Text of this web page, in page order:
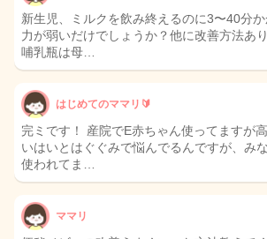
新生児、ミルクを飲み終えるのに3〜40分
力が弱いだけでしょうか？他に改善方法あ
哺乳瓶は母…
はじめてのママリ🔰
完ミです！ 産院でE赤ちゃん使ってますが
いはいとはぐぐみで悩んでるんですが、み
使われてま…
ママリ